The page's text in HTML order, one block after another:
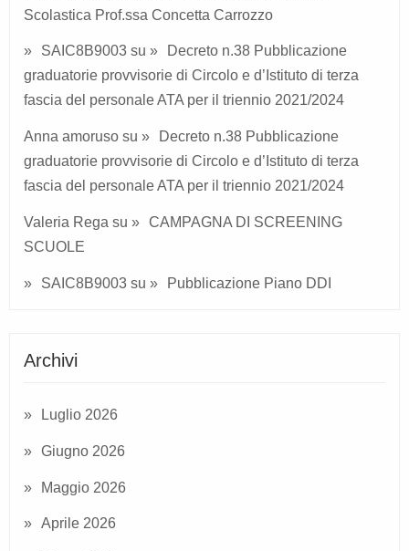
Scolastica Prof.ssa Concetta Carrozzo
SAIC8B9003 su
Decreto n.38 Pubblicazione
graduatorie provvisorie di Circolo e d’Istituto di terza
fascia del personale ATA per il triennio 2021/2024
Anna amoruso su
Decreto n.38 Pubblicazione
graduatorie provvisorie di Circolo e d’Istituto di terza
fascia del personale ATA per il triennio 2021/2024
Valeria Rega su
CAMPAGNA DI SCREENING
SCUOLE
SAIC8B9003 su Pubblicazione Piano DDI
Archivi
Luglio 2026
Giugno 2026
Maggio 2026
Aprile 2026